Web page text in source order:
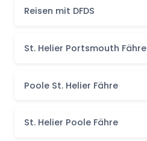
Reisen mit DFDS
St. Helier Portsmouth Fähre
Poole St. Helier Fähre
St. Helier Poole Fähre